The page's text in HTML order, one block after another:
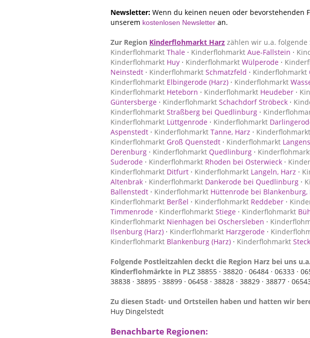
Newsletter: Wenn du keinen neuen oder bevorstehenden
unserem kostenlosen Newsletter an.
Zur Region Kinderflohmarkt Harz zählen wir u.a.
Kinderflohmarkt Thale · Kinderflohmarkt Aue-Fallstein ·
Kinderflohmarkt Huy · Kinderflohmarkt Wülperode ·
Neinstedt · Kinderflohmarkt Schmatzfeld · Kinderflohmarkt
Kinderflohmarkt Elbingerode (Harz) · Kinderflohmarkt
Kinderflohmarkt Heteborn · Kinderflohmarkt Heudeber ·
Güntersberge · Kinderflohmarkt Schachdorf Ströbeck ·
Kinderflohmarkt Straßberg bei Quedlinburg ·
Kinderflohmarkt Lüttgenrode · Kinderflohmarkt
Aspenstedt · Kinderflohmarkt Tanne, Harz · Kinderflohmarkt
Kinderflohmarkt Groß Quenstedt · Kinderflohmarkt
Derenburg · Kinderflohmarkt Quedlinburg ·
Suderode · Kinderflohmarkt Rhoden bei Osterwieck ·
Kinderflohmarkt Ditfurt · Kinderflohmarkt Langeln, Harz ·
Altenbrak · Kinderflohmarkt Dankerode bei Quedlinburg ·
Ballenstedt · Kinderflohmarkt Hüttenrode bei Blankenburg,
Kinderflohmarkt Berßel · Kinderflohmarkt Reddeber ·
Timmenrode · Kinderflohmarkt Stiege · Kinderflohmarkt
Kinderflohmarkt Nienhagen bei Oschersleben ·
Ilsenburg (Harz) · Kinderflohmarkt Harzgerode ·
Kinderflohmarkt Blankenburg (Harz) · Kinderflohmarkt
Folgende Postleitzahlen deckt die Region Harz bei uns
Kinderflohmärkte in PLZ 38855 · 38820 · 06484 · 06333 ·
38838 · 38895 · 38899 · 06458 · 38828 · 38829 · 38877 ·
Zu diesen Stadt- und Ortsteilen haben und hatten wir
Huy Dingelstedt
Benachbarte Regionen: